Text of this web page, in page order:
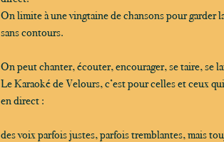
On limite à une vingtaine de chansons pour garder
sans contours.
On peut chanter, écouter, encourager, se taire, se
Le Karaoké de Velours, c’est pour celles et ceux
en direct :
des voix parfois justes, parfois tremblantes, mais